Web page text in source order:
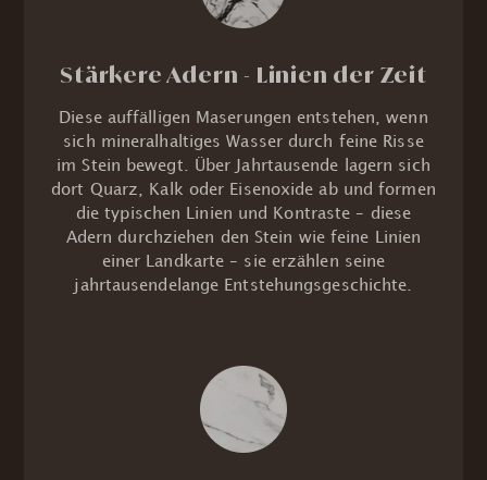
Stärkere Adern - Linien der Zeit
Diese auffälligen Maserungen entstehen, wenn
sich mineralhaltiges Wasser durch feine Risse
im Stein bewegt. Über Jahrtausende lagern sich
dort Quarz, Kalk oder Eisenoxide ab und formen
die typischen Linien und Kontraste – diese
Adern durchziehen den Stein wie feine Linien
einer Landkarte – sie erzählen seine
jahrtausendelange Entstehungsgeschichte.